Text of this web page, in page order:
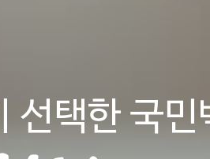
택한 국민